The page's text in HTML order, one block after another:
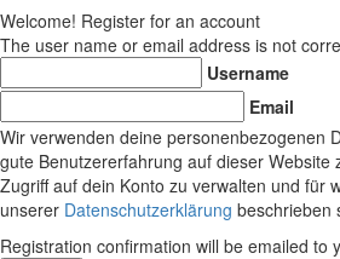
Welcome! Register for an account
The user name or email address is not
Username
Email
Wir verwenden deine personenbezogenen
gute Benutzererfahrung auf dieser Website
Zugriff auf dein Konto zu verwalten und für
unserer Datenschutzerklärung beschrieben
Registration confirmation will be emailed to